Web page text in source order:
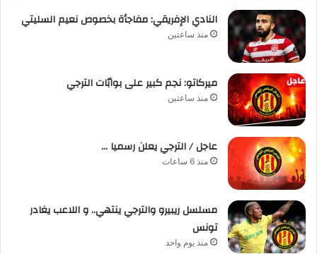
النادي الإفريقي: مفاجأة بخصوص نعيم السليتي
منذ ساعتين
ميركاتو: نجم كبير على بوابّات الترجي
منذ ساعتين
عاجل / الترجي يعلن رسميا …
منذ 6 ساعات
مسلسل ريبيرو والترجي ينتهي.. و اللاعب يغادر
تونس
منذ يوم واحد